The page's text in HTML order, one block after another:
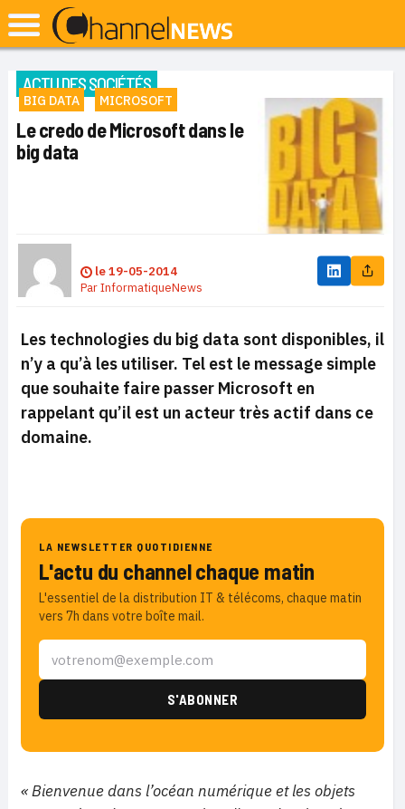
ACTU DES SOCIÉTÉS
BIG DATA MICROSOFT
Le credo de Microsoft dans le
big data
le19-05-2014
ParInformatiqueNews
Les technologies du big data sont disponibles, il
n’y a qu’à les utiliser. Tel est le message simple
que souhaite faire passer Microsoft en
rappelant qu’il est un acteur très actif dans ce
domaine.
LA NEWSLETTER QUOTIDIENNE
L'actu du channel chaque matin
L'essentiel de la distribution IT & télécoms, chaque matin
vers 7h dans votre boîte mail.
« Bienvenue dans l’océan numérique et les objets